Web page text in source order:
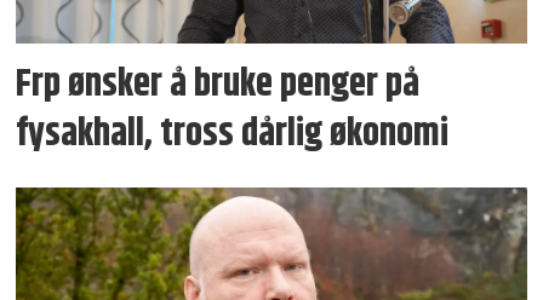
Frp ønsker å bruke penger på
fysakhall, tross dårlig økonomi